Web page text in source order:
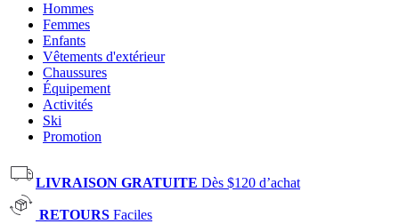
Hommes
Femmes
Enfants
Vêtements d'extérieur
Chaussures
Équipement
Activités
Ski
Promotion
LIVRAISON GRATUITE Dès $120 d’achat
RETOURS Faciles